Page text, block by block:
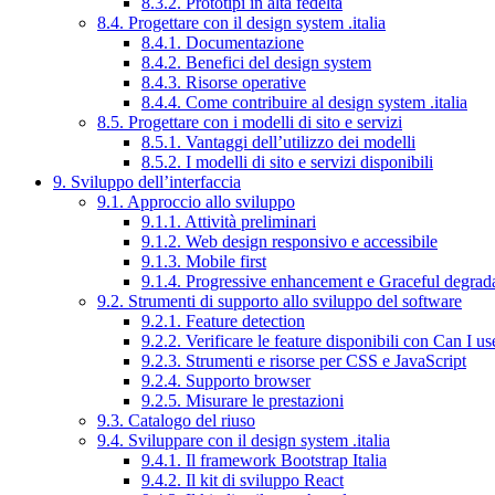
8.4. Progettare con il design system .italia
8.4.1. Documentazione
8.4.2. Benefici del design system
8.4.3. Risorse operative
8.4.4. Come contribuire al design system .italia
8.5. Progettare con i modelli di sito e servizi
8.5.1. Vantaggi dell’utilizzo dei modelli
8.5.2. I modelli di sito e servizi disponibili
9. Sviluppo dell’interfaccia
9.1. Approccio allo sviluppo
9.1.1. Attività preliminari
9.1.2. Web design responsivo e accessibile
9.1.3. Mobile first
9.1.4. Progressive enhancement e Graceful
9.2. Strumenti di supporto allo sviluppo del software
9.2.1. Feature detection
9.2.2. Verificare le feature disponibili con Can I
9.2.3. Strumenti e risorse per CSS e JavaScript
9.2.4. Supporto browser
9.2.5. Misurare le prestazioni
9.3. Catalogo del riuso
9.4. Sviluppare con il design system .italia
9.4.1. Il framework Bootstrap Italia
9.4.2. Il kit di sviluppo React